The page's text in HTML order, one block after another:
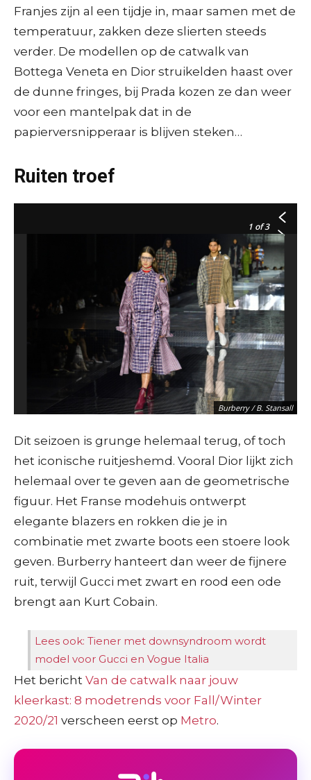
Prada – AFP / M. Medina
Franjes zijn al een tijdje in, maar samen met de
temperatuur, zakken deze slierten steeds
verder. De modellen op de catwalk van
Bottega Veneta en Dior struikelden haast over
de dunne fringes, bij Prada kozen ze dan weer
voor een mantelpak dat in de
papierversnipperaar is blijven steken…
Ruiten troef
1 of 3
Burberry / B. Stansall
Dior / F. Guillot
Dit seizoen is grunge helemaal terug, of toch
het iconische ruitjeshemd. Vooral Dior lijkt zich
helemaal over te geven aan de geometrische
figuur. Het Franse modehuis ontwerpt
elegante blazers en rokken die je in
combinatie met zwarte boots een stoere look
geven. Burberry hanteert dan weer de fijnere
ruit, terwijl Gucci met zwart en rood een ode
brengt aan Kurt Cobain.
Lees ook: Tiener met downsyndroom wordt
model voor Gucci en Vogue Italia
Het bericht Van de catwalk naar jouw
kleerkast: 8 modetrends voor Fall/Winter
2020/21 verscheen eerst op Metro.